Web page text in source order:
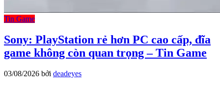
Tin Game
Sony: PlayStation rẻ hơn PC cao cấp, đĩa
game không còn quan trọng – Tin Game
03/08/2026 bởi deadeyes